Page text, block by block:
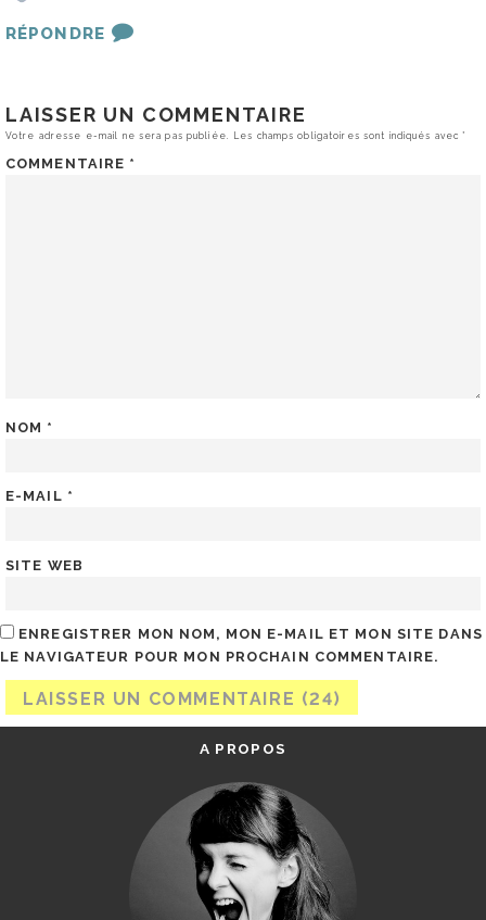
RÉPONDRE
LAISSER UN COMMENTAIRE
Votre adresse e-mail ne sera pas publiée. Les champs obligatoires sont indiqués avec*
COMMENTAIRE *
NOM *
E-MAIL *
SITE WEB
ENREGISTRER MON NOM, MON E-MAIL ET MON SITE DANS
LE NAVIGATEUR POUR MON PROCHAIN COMMENTAIRE.
A PROPOS